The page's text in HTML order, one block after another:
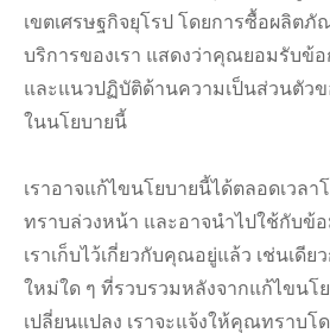
เขตเศรษฐกิจยุโรป โดยการซื้อผลิตภั
บริการของเรา แสดงว่าคุณยอมรับข้
และแนวปฏิบัติด้านความเป็นส่วนตัวข
ในนโยบายนี้
เราอาจแก้ไขนโยบายนี้ได้ตลอดเวลา
ทราบล่วงหน้า และอาจนำไปใช้กับข้
เราเก็บไว้เกี่ยวกับคุณอยู่แล้ว เช่นเดี
ใหม่ใด ๆ ที่รวบรวมหลังจากแก้ไขนโ
เปลี่ยนแปลง เราจะแจ้งให้คุณทราบ